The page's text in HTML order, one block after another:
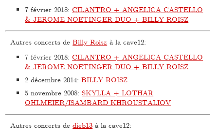
7 février 2018:CILANTRO + ANGELICA CASTELLO
& JEROME NOETINGER DUO + BILLY ROISZ
Autres concerts deBilly Roisz à la cave12:
7 février 2018:CILANTRO + ANGELICA CASTELLO
& JEROME NOETINGER DUO + BILLY ROISZ
2 décembre 2014:BILLY ROISZ
5 novembre 2008:SKYLLA + LOTHAR
OHLMEIER/ISAMBARD KHROUSTALIOV
Autres concerts dedieb13 à la cave12: